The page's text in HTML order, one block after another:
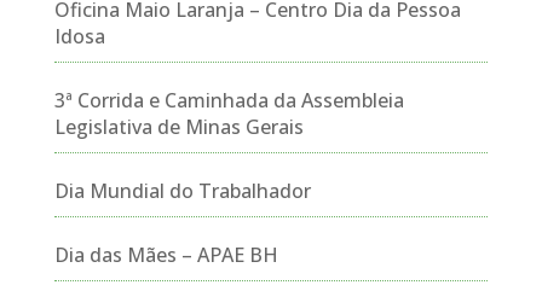
Oficina Maio Laranja – Centro Dia da Pessoa
Idosa
3ª Corrida e Caminhada da Assembleia
Legislativa de Minas Gerais
Dia Mundial do Trabalhador
Dia das Mães – APAE BH